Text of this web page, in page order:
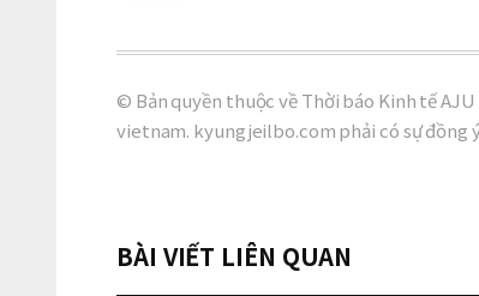
© Bản quyền thuộc về Thời báo Kinh tế
vietnam. kyungjeilbo.com phải có sự đồng
BÀI VIẾT LIÊN QUAN